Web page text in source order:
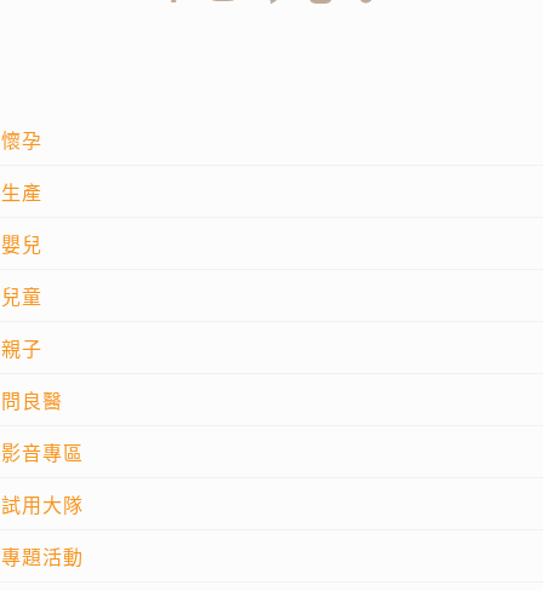
懷孕
生產
嬰兒
兒童
親子
問良醫
影音專區
試用大隊
專題活動